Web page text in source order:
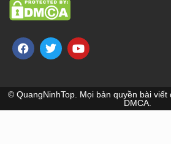
© QuangNinhTop. Mọi bản quyền bài
DMCA.